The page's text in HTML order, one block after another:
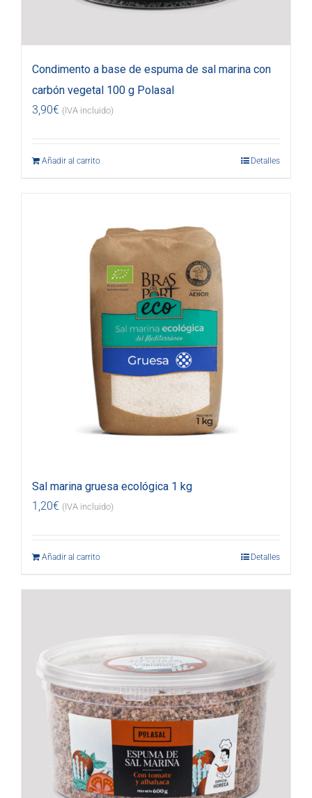
Condimento a base de espuma de sal marina con
carbón vegetal 100 g Polasal
3,90€ (IVA incluido)
Añadir al carrito Detalles
Sal marina gruesa ecológica 1 kg
1,20€ (IVA incluido)
Añadir al carrito Detalles